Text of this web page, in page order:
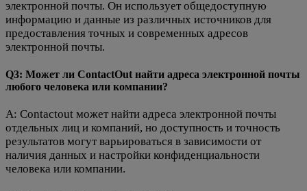
электронной почты. Он использует общедоступную
информацию и данные из различных источников для
предоставления точных и современных адресов
электронной почты.
Q3: Может ли ContactOut найти адреса электронной почты
любого человека или компании?
A: Contactout может найти адреса электронной почты
отдельных лиц и компаний, но доступность и точность
результатов могут варьироваться в зависимости от
наличия данных и настройки конфиденциальности
человека или компании.